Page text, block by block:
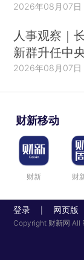
2026年08月07日
人事观察｜
新群升任中
2026年08月07日
财新移动
财新 财
登录 网页版
Copyright 财新网 All